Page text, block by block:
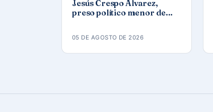
Jesús Crespo Álvarez,
preso político menor de
05 DE AGOSTO DE 2026